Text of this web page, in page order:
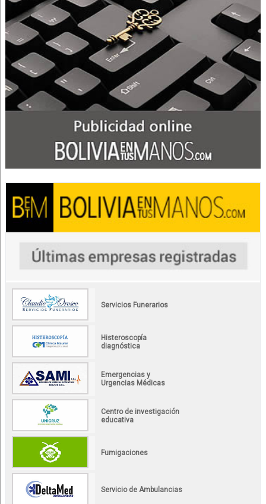
Servicios Funerarios
Histeroscopía
diagnóstica
Emergencias y
Urgencias Médicas
Centro de investigación
educativa
Fumigaciones
Servicio de Ambulancias